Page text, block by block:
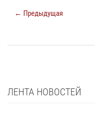
← Предыдущая
ЛЕНТА НОВОСТЕЙ